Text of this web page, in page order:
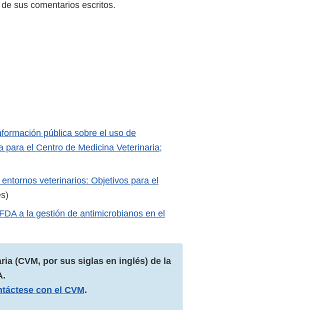
sus comentarios escritos.
pública sobre el uso de
el Centro de Medicina Veterinaria;
veterinarios: Objetivos para el
a la gestión de antimicrobianos en el
(CVM, por sus siglas en inglés) de la
con el CVM.